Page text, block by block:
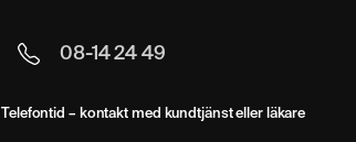
08-14 24 49
Telefontid – kontakt med kundtjänst eller läkare